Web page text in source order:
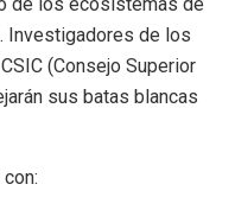
Investigadores de los
(Consejo Superior
sus batas blancas